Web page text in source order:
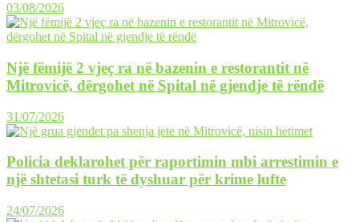
03/08/2026
Një fëmijë 2 vjeç ra në bazenin e restorantit në
Mitrovicë, dërgohet në Spital në gjendje të rëndë
31/07/2026
Policia deklarohet për raportimin mbi arrestimin e
një shtetasi turk të dyshuar për krime lufte
24/07/2026